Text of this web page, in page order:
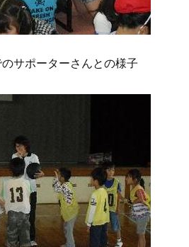
のサポーターさんとの様子